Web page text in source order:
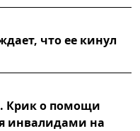
что ее кинул
Крик о помощи
инвалидами на